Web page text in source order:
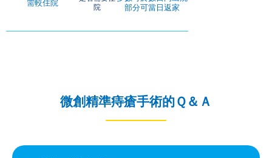
需較住院
院
部分可當日返家
微創精準痔瘡手術的Ｑ＆Ａ